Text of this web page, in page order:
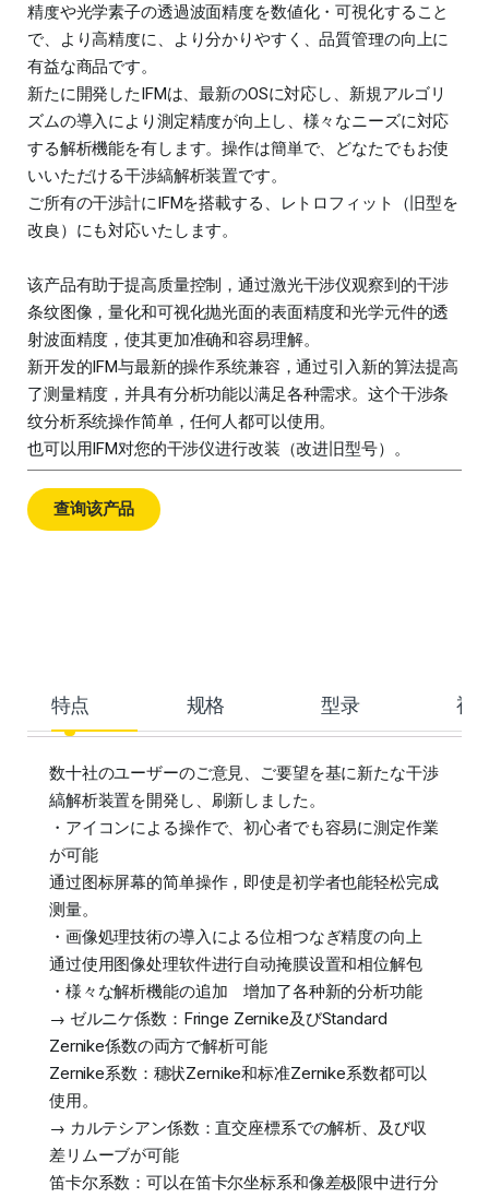
精度や光学素子の透過波面精度を数値化・可視化すること
で、より高精度に、より分かりやすく、品質管理の向上に
有益な商品です。
新たに開発したIFMは、最新のOSに対応し、新規アルゴリ
ズムの導入により測定精度が向上し、様々なニーズに対応
する解析機能を有します。操作は簡単で、どなたでもお使
いいただける干渉縞解析装置です。
ご所有の干渉計にIFMを搭載する、レトロフィット（旧型を
改良）にも対応いたします。
该产品有助于提高质量控制，通过激光干涉仪观察到的干涉
条纹图像，量化和可视化抛光面的表面精度和光学元件的透
射波面精度，使其更加准确和容易理解。
新开发的IFM与最新的操作系统兼容，通过引入新的算法提高
了测量精度，并具有分析功能以满足各种需求。这个干涉条
纹分析系统操作简单，任何人都可以使用。
也可以用IFM对您的干涉仪进行改装（改进旧型号）。
查询该产品
特点 规格 型录 视
数十社のユーザーのご意見、ご要望を基に新たな干渉
縞解析装置を開発し、刷新しました。
・アイコンによる操作で、初心者でも容易に測定作業
が可能
通过图标屏幕的简单操作，即使是初学者也能轻松完成
测量。
・画像処理技術の導入による位相つなぎ精度の向上
通过使用图像处理软件进行自动掩膜设置和相位解包
・様々な解析機能の追加 增加了各种新的分析功能
→ ゼルニケ係数：Fringe Zernike及びStandard
Zernike係数の両方で解析可能
Zernike系数：穗状Zernike和标准Zernike系数都可以
使用。
→ カルテシアン係数：直交座標系での解析、及び収
差リムーブが可能
笛卡尔系数：可以在笛卡尔坐标系和像差极限中进行分